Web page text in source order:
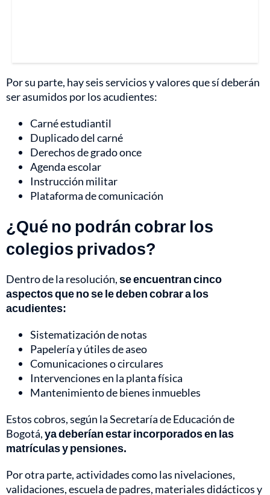
Por su parte, hay seis servicios y valores que sí deberán
ser asumidos por los acudientes:
Carné estudiantil
Duplicado del carné
Derechos de grado once
Agenda escolar
Instrucción militar
Plataforma de comunicación
¿Qué no podrán cobrar los
colegios privados?
Dentro de la resolución,se encuentran cinco
aspectos que no se le deben cobrar a los
acudientes:
Sistematización de notas
Papelería y útiles de aseo
Comunicaciones o circulares
Intervenciones en la planta física
Mantenimiento de bienes inmuebles
Estos cobros, según la Secretaría de Educación de
Bogotá,ya deberían estar incorporados en las
matrículas y pensiones.
Por otra parte, actividades como las nivelaciones,
validaciones, escuela de padres, materiales didácticos y